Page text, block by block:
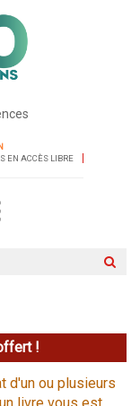
EN ACCÈS LIBRE
!
d'un ou plusieurs